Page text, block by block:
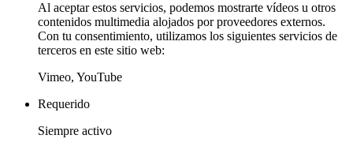
Al aceptar estos servicios, podemos mostrarte vídeos u otros
contenidos multimedia alojados por proveedores externos.
Con tu consentimiento, utilizamos los siguientes servicios de
terceros en este sitio web:
Vimeo, YouTube
Requerido
Siempre activo